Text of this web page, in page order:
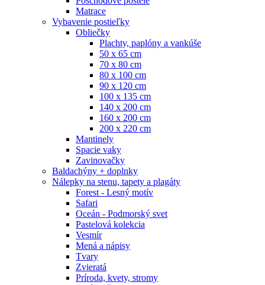
Matrace
Vybavenie postieľky
Obliečky
Plachty, paplóny a vankúše
50 x 65 cm
70 x 80 cm
80 x 100 cm
90 x 120 cm
100 x 135 cm
140 x 200 cm
160 x 200 cm
200 x 220 cm
Mantinely
Spacie vaky
Zavinovačky
Baldachýny + doplnky
Nálepky na stenu, tapety a plagáty
Forest - Lesný motív
Safari
Oceán - Podmorský svet
Pastelová kolekcia
Vesmír
Mená a nápisy
Tvary
Zvieratá
Príroda, kvety, stromy